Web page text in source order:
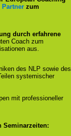
Partner zum
durch erfahrene
Coach zum
aus.
des NLP sowie des
systemischer
mit professioneller
Seminarzeiten: